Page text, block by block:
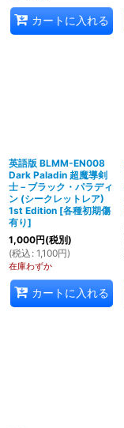
カートに入れる
英語版 BLMM-EN008
Dark Paladin 超魔導剣
士－ブラック・パラディ
ン (シークレットレア)
1st Edition [各種初期傷
有り]
1,000円(税別)
(税込 : 1,100円)
在庫わずか
カートに入れる